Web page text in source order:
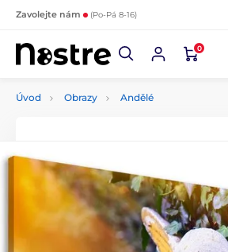
Zavolejte nám (Po-Pá 8-16)
0
Úvod Obrazy Andělé